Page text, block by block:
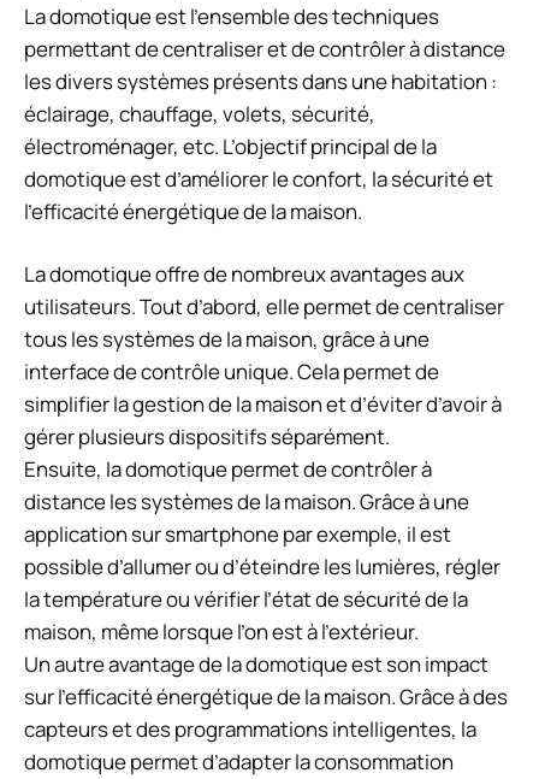
La domotique est l’ensemble des techniques
permettant de centraliser et de contrôler à distance
les divers systèmes présents dans une habitation :
éclairage, chauffage, volets, sécurité,
électroménager, etc. L’objectif principal de la
domotique est d’améliorer le confort, la sécurité et
l’efficacité énergétique de la maison.
La domotique offre de nombreux avantages aux
utilisateurs. Tout d’abord, elle permet de centraliser
tous les systèmes de la maison, grâce à une
interface de contrôle unique. Cela permet de
simplifier la gestion de la maison et d’éviter d’avoir à
gérer plusieurs dispositifs séparément.
Ensuite, la domotique permet de contrôler à
distance les systèmes de la maison. Grâce à une
application sur smartphone par exemple, il est
possible d’allumer ou d’éteindre les lumières, régler
la température ou vérifier l’état de sécurité de la
maison, même lorsque l’on est à l’extérieur.
Un autre avantage de la domotique est son impact
sur l’efficacité énergétique de la maison. Grâce à des
capteurs et des programmations intelligentes, la
domotique permet d’adapter la consommation